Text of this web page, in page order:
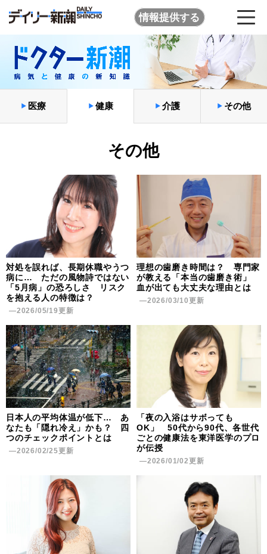
情報提供する
医療 健康 介護 その他
その他
対処を誤れば、長期休職やうつ
病に… ただの風物詩ではない
「5月病」の恐ろしさ リスク
を抱える人の特徴は？
―2026/05/19更新
理想の歯磨き時間は？ 専門家
が教える「本当の歯磨き術」
血が出ても大丈夫な理由とは
―2026/03/10更新
日本人の平均体温が低下… あ
なたも「隠れ冷え」かも？ 四
つのチェックポイントとは
―2026/02/25更新
「夜の入浴はサボっても
OK」 50代から90代、各世代
ごとの健康法を東洋医学のプロ
が伝授
―2026/01/02更新